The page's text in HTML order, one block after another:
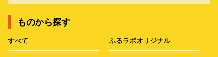
ものから探す
すべて ふるラボオリジナル